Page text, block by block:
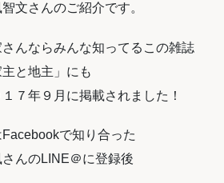
文さんのご紹介です。
さんならみんな知ってるこの雑誌
主と地主」にも
１７年９月に掲載されました！
で知り合った
さんのLINE＠に登録後